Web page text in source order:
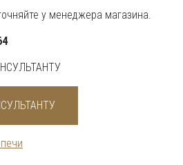
у менеджера магазина.